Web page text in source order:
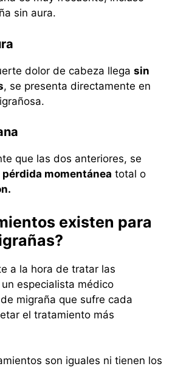
sin aura.
dolor de cabeza llega sin
, se presenta directamente en
que las dos anteriores, se
pérdida momentánea total o
existen para
a la hora de tratar las
especialista médico
migraña que sufre cada
el tratamiento más
son iguales ni tienen los